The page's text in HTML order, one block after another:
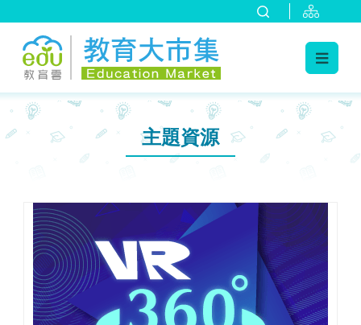
::: 主題資源